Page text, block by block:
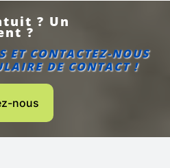
? Un
?
ET CONTACTEZ-NOUS
DE CONTACT !
nous